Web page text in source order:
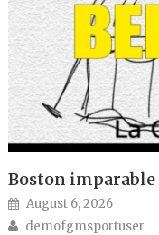
Boston imparable
Posted on
August 6, 2026
Author
demofgmsportuser